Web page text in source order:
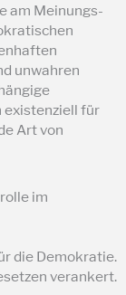
am Meinungs-
unwahren
existenziell für
Art von
im
die Demokratie.
verankert.